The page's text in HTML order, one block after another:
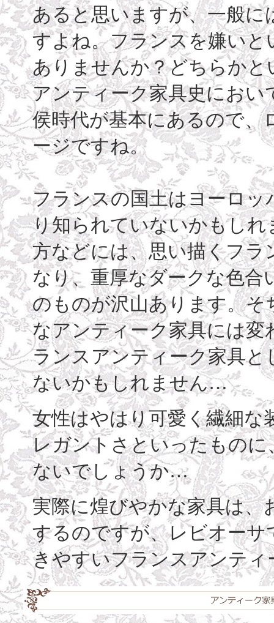
あると思いますが、一般
すよね。フランスを嫌い
ありませんか？どちらか
アンティーク家具史にお
侯時代が基本にあるので
ージですね。
フランスの国土はヨーロ
り知られていないかもし
方などには、思い描くフ
なり、重厚なダークな色合
のものが沢山あります。
なアンティーク家具には
ランスアンティーク家具
ないかもしれません…
女性はやはり可愛く繊細な
レガントさといったもの
ないでしょうか…
実際に煌びやかな家具は
するのですが、レビオー
きやすいフランスアンテ